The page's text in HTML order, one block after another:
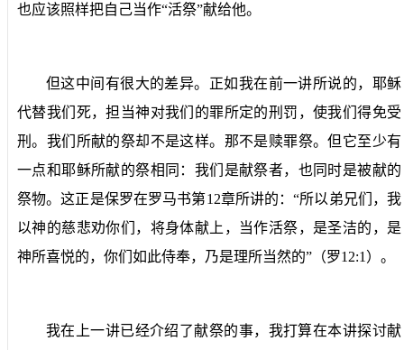
也应该照样把自己当作“活祭”献给他。
但这中间有很大的差异。正如我在前一讲所说的，耶稣
代替我们死，担当神对我们的罪所定的刑罚，使我们得免受
刑。我们所献的祭却不是这样。那不是赎罪祭。但它至少有
一点和耶稣所献的祭相同：我们是献祭者，也同时是被献的
祭物。这正是保罗在罗马书第12章所讲的：“所以弟兄们，我
以神的慈悲劝你们，将身体献上，当作活祭，是圣洁的，是
神所喜悦的，你们如此侍奉，乃是理所当然的”（罗12:1 ）。
我在上一讲已经介绍了献祭的事，我打算在本讲探讨献